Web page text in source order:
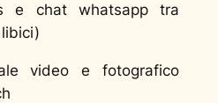
e chat whatsapp tra
video e fotografico